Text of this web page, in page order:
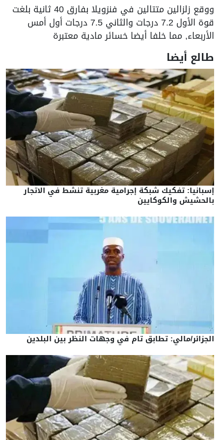
ووقع زلزالين متتالين في فنزويلا بفارق 40 ثانية بلغت
قوة الأول 7.2 درجات والثاني 7.5 درجات أول أمس
الأربعاء, مما خلفا أيضا خسائر مادية معتبرة
طالع أيضا
إسبانيا: تفكيك شبكة إجرامية مغربية تنشط في الاتجار
بالحشيش والكوكايين
الجزائر/مالي: تطابق تام في وجهات النظر بين البلدين